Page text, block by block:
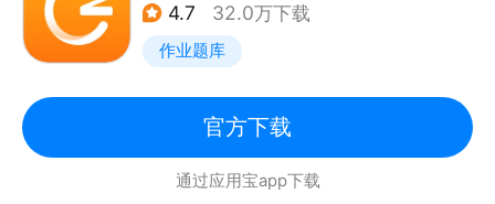
4.7 32.0万下载
作业题库
官方下载
通过应用宝app下载